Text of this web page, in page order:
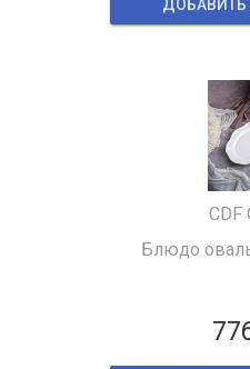
ДОБАВИТЬ
CDF
Блюдо